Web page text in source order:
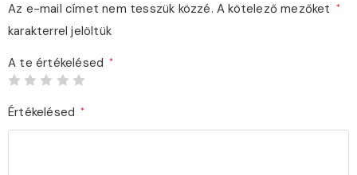
Az e-mail címet nem tesszük közzé. A kötelező mezőket *
karakterrel jelöltük
A te értékelésed
*
Értékelésed *